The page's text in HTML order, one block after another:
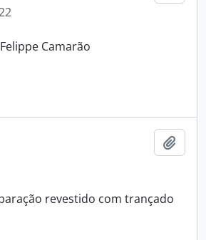
Camarão
revestido com trançado